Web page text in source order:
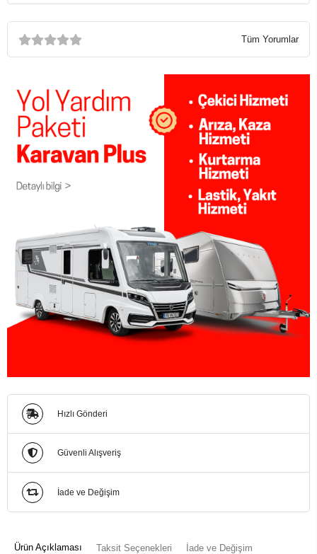
Tüm Yorumlar
Hızlı Gönderi
Güvenli Alışveriş
İade ve Değişim
Ürün Açıklaması Taksit Seçenekleri İade ve Değişim